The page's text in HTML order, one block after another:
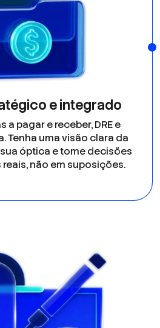
e integrado
a pagar e receber, DRE e
Tenha uma visão clara da
óptica e tome decisões
não em suposições.